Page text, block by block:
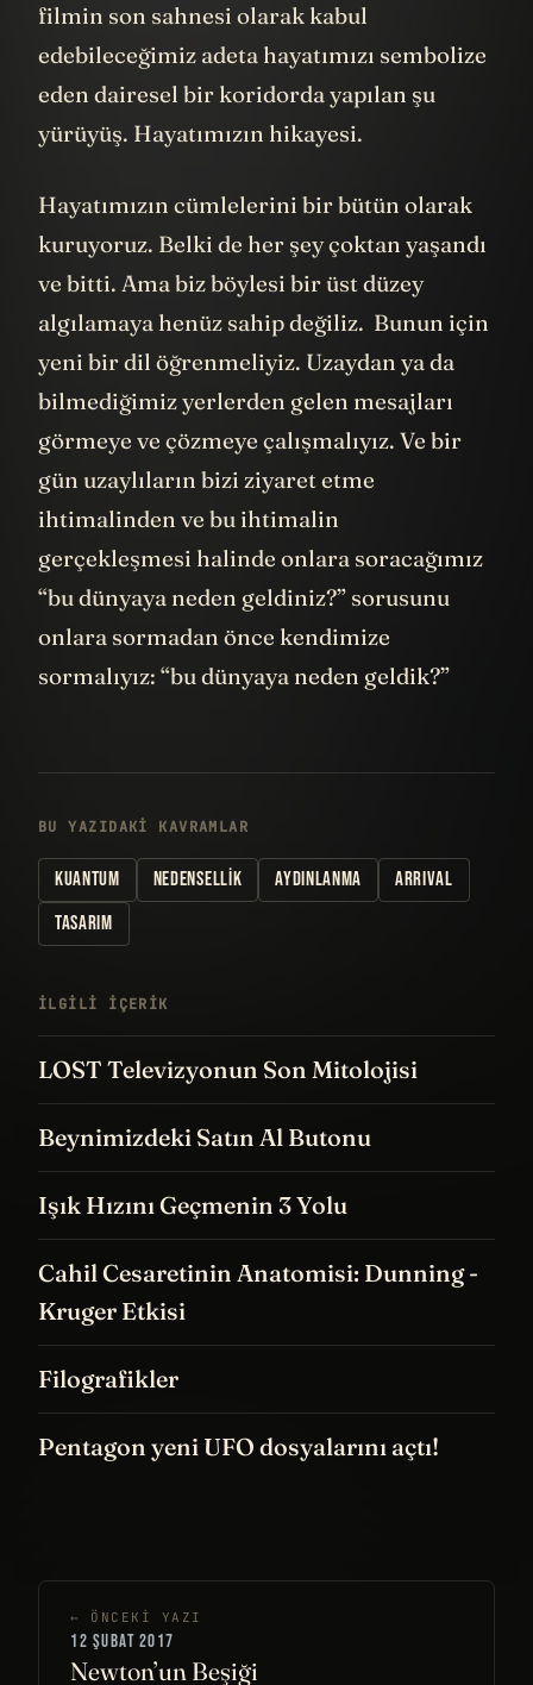
filmin son sahnesi olarak kabul
edebileceğimiz adeta hayatımızı sembolize
eden dairesel bir koridorda yapılan şu
yürüyüş. Hayatımızın hikayesi.
Hayatımızın cümlelerini bir bütün olarak
kuruyoruz. Belki de her şey çoktan yaşandı
ve bitti. Ama biz böylesi bir üst düzey
algılamaya henüz sahip değiliz. Bunun için
yeni bir dil öğrenmeliyiz. Uzaydan ya da
bilmediğimiz yerlerden gelen mesajları
görmeye ve çözmeye çalışmalıyız. Ve bir
gün uzaylıların bizi ziyaret etme
ihtimalinden ve bu ihtimalin
gerçekleşmesi halinde onlara soracağımız
“bu dünyaya neden geldiniz?” sorusunu
onlara sormadan önce kendimize
sormalıyız: “bu dünyaya neden geldik?”
BU YAZIDAKI KAVRAMLAR
KUANTUM NEDENSELLIK AYDINLANMA
ARRIVAL
TASARIM
İLGILI IÇERIK
LOST Televizyonun Son Mitolojisi
Beynimizdeki Satın Al Butonu
Işık Hızını Geçmenin 3 Yolu
Cahil Cesaretinin Anatomisi: Dunning -
Kruger Etkisi
Filografikler
Pentagon yeni UFO dosyalarını açtı!
← ÖNCEKI YAZI
12 ŞUBAT 2017
Newton’un Beşiği